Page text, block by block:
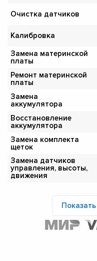
Очистка датчиков
Калибровка
Замена материнской
платы
Ремонт материнской
платы
Замена
аккумулятора
Восстановление
аккумулятора
Замена комплекта
щеток
Замена датчиков
управления, высоты,
движения